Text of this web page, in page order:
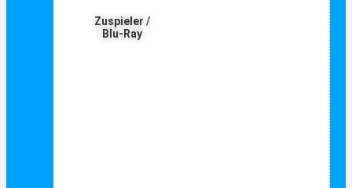
Zuspieler /
Blu-Ray